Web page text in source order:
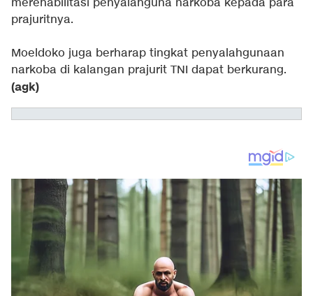
merehabilitasi penyalahguna narkoba kepada para
prajuritnya.
Moeldoko juga berharap tingkat penyalahgunaan
narkoba di kalangan prajurit TNI dapat berkurang.
(agk)